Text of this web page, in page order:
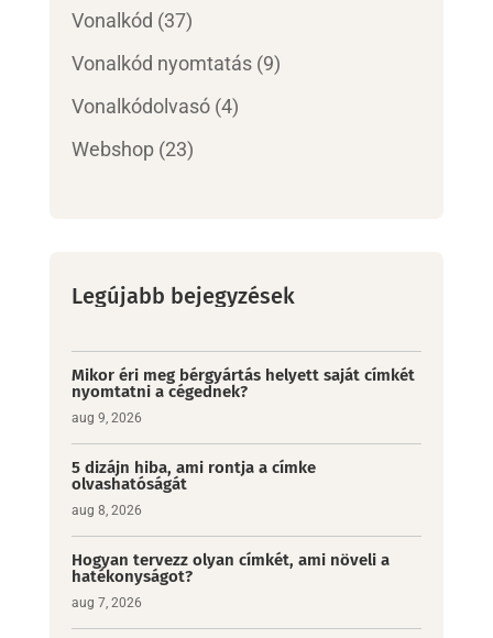
Vonalkód (37)
Vonalkód nyomtatás(9)
Vonalkódolvasó(4)
Webshop(23)
Legújabb bejegyzések
Mikor éri meg bérgyártás helyett saját címkét
nyomtatni a cégednek?
aug 9, 2026
5 dizájn hiba, ami rontja a címke
olvashatóságát
aug 8, 2026
Hogyan tervezz olyan címkét, ami növeli a
hatékonyságot?
aug 7, 2026